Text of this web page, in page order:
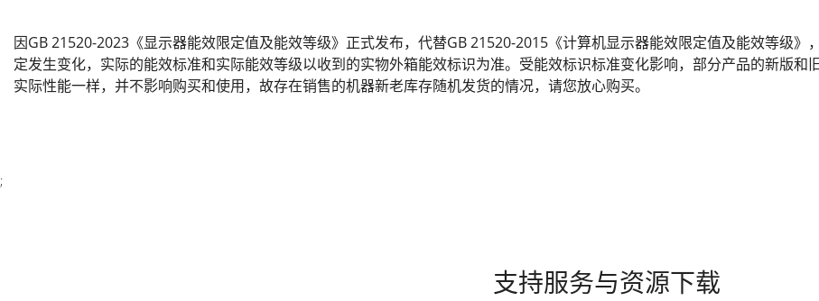
因GB 21520-2023《显示器能效限定值及能效等级》正式发布，代替GB 21520-2015《计算机显示器能效限定值及能效等级
定发生变化，实际的能效标准和实际能效等级以收到的实物外箱能效标识为准。受能效标识标准变化影响，部分产品的新版
实际性能一样，并不影响购买和使用，故存在销售的机器新老库存随机发货的情况，请您放心购买。
;
支持服务与资源下载